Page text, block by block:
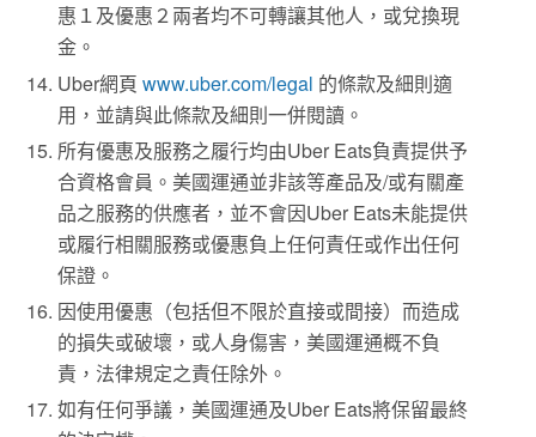
惠１及優惠２兩者均不可轉讓其他人，或兌換現
金。
Uber網頁www.uber.com/legal 的條款及細則適
用，並請與此條款及細則一併閱讀。
所有優惠及服務之履行均由Uber Eats負責提供予
合資格會員。美國運通並非該等產品及/或有關產
品之服務的供應者，並不會因Uber Eats未能提供
或履行相關服務或優惠負上任何責任或作出任何
保證。
因使用優惠（包括但不限於直接或間接）而造成
的損失或破壞，或人身傷害，美國運通概不負
責，法律規定之責任除外。
如有任何爭議，美國運通及Uber Eats將保留最終